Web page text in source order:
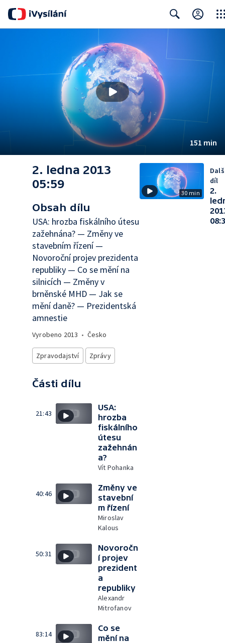
151 min
2. ledna 2013
05:59
Obsah dílu
USA: hrozba fiskálního útesu
zažehnána? — Změny ve
stavebním řízení —
Novoroční projev prezidenta
republiky — Co se mění na
silnicích — Změny v
brněnské MHD — Jak se
mění daně? — Prezidentská
amnestie
Vyrobeno 2013 • Česko
Zpravodajství Zprávy
Části dílu
21:43
USA:
hrozba
fiskálního
útesu
zažehnán
a?
Vít Pohanka
40:46
Změny ve
stavební
m řízení
Miroslav
Kalous
50:31
Novoročn
í projev
prezident
a
republiky
Alexandr
Mitrofanov
83:14
Co se
mění na
30 min
díl
2.